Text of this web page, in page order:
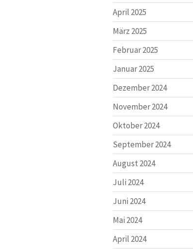
April 2025
März 2025
Februar 2025
Januar 2025
Dezember 2024
November 2024
Oktober 2024
September 2024
August 2024
Juli 2024
Juni 2024
Mai 2024
April 2024